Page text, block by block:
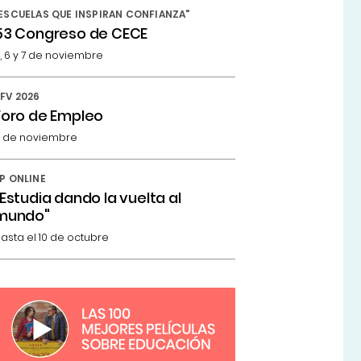
QUE INSPIRAN CONFIANZA"
Congreso de CECE
6 y 7 de noviembre
2026
de Empleo
de noviembre
ONLINE
dando la vuelta al
el 10 de octubre